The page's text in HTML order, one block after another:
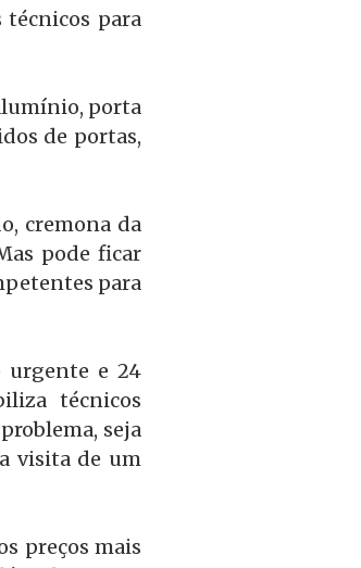
técnicos para
porta
de portas,
cremona da
pode ficar
para
urgente e 24
técnicos
seja
visita de um
preços mais